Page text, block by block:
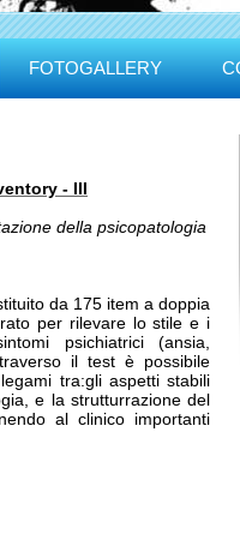
FOTOGALLERY
- III
della psicopatologia
da 175 item a doppia
per rilevare lo stile e i
psichiatrici (ansia,
il test è possibile
tra:gli aspetti stabili
e la strutturrazione del
al clinico importanti